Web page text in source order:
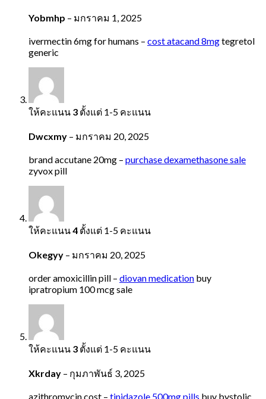
Yobmhp – มกราคม 1, 2025
ivermectin 6mg for humans – cost atacand 8mgtegretol
generic
ให้คะแนน 3 ตั้งแต่ 1-5 คะแนน
Dwcxmy – มกราคม 20, 2025
brand accutane 20mg – purchase dexamethasone sale
zyvox pill
ให้คะแนน4 ตั้งแต่ 1-5 คะแนน
Okegyy – มกราคม 20, 2025
order amoxicillin pill – diovan medication buy
ipratropium 100 mcg sale
ให้คะแนน 3 ตั้งแต่ 1-5 คะแนน
Xkrday – กุมภาพันธ์ 3, 2025
azithromycin cost – tinidazole 500mg pills buy bystolic